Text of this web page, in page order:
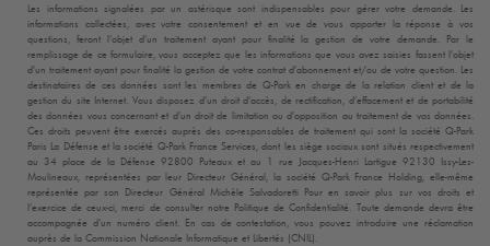
Les informations signalées par un astérisque sont indispensables pour gérer votre demande. Les
informations collectées, avec votre consentement et en vue de vous apporter la réponse à vos
questions, feront l’objet d’un traitement ayant pour finalité la gestion de votre demande. Par le
remplissage de ce formulaire, vous acceptez que les informations que vous avez saisies fassent l’objet
d’un traitement ayant pour finalité la gestion de votre contrat d’abonnement et/ou de votre question. Les
destinataires de ces données sont les membres de Q-Parken charge de la relation client et de la
gestion du site Internet. Vous disposez d’un droit d’accès, de rectification, d’effacement et de portabilité
des données vous concernant et d’un droit de limitation ou d’opposition au traitement de vos données.
Ces droits peuvent être exercés auprès des co-responsables de traitement qui sont la société Q-Park
Paris La Défense et la société Q-ParkFrance Services, dont les siège sociaux sont situés respectivement
au 34 place de la Défense 92800 Puteaux et au 1 rue Jacques-Henri Lartigue 92130 Issy-Les-
Moulineaux, représentées par leur Directeur Général, la société Q-ParkFrance Holding, elle-même
représentée par son Directeur Général Michèle Salvadoretti Pour en savoir plus sur vos droits et
l’exercice de ceux-ci, merci de consulter notre Politique de Confidentialité. Toute demande devra être
accompagnée d’un numéro client. En cas de contestation, vous pouvez introduire une réclamation
auprès de la Commission Nationale Informatique et Libertés (CNIL).